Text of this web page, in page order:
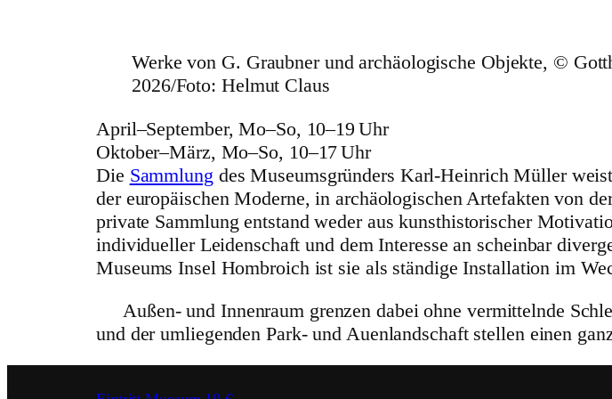
Werke von G. Graubner und archäologische Objekte, ©
2026/Foto: Helmut Claus
April–September, Mo–So, 10–19 Uhr
Oktober–März, Mo–So, 10–17 Uhr
Die Sammlung des Muse­ums­grün­ders Karl-Heinrich Müller
der euro­päi­schen Moderne, in archäo­lo­gi­schen Arte­fakten von
private Sammlung entstand weder aus kunst­his­to­ri­scher
indi­vi­du­eller Leiden­schaft und dem Interesse an scheinbar
Museums Insel Hombroich ist sie als ständige Instal­la­tion im
Außen- und Innenraum grenzen dabei ohne vermit­telnde
und der umlie­genden Park- und Auenland­schaft stellen einen